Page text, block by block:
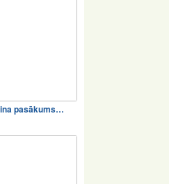
pasākums…